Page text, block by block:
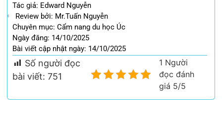
Tác giả: Edward Nguyễn
Review bởi: Mr.Tuấn Nguyễn
Chuyên mục: Cẩm nang du học Úc
Ngày đăng: 14/10/2025
Bài viết cập nhật ngày: 14/10/2025
Số người đọc
bài viết: 751
1 Người
đọc đánh
giá 5/5